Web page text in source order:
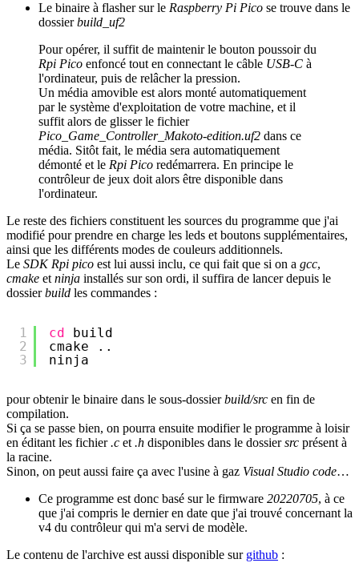
Le binaire à flasher sur le Raspberry Pi Pico se trouve dans le
dossierbuild_uf2
Pour opérer, il suffit de maintenir le bouton poussoir du
Rpi Pico enfoncé tout en connectant le câble USB-C à
l'ordinateur, puis de relâcher la pression.
Un média amovible est alors monté automatiquement
par le système d'exploitation de votre machine, et il
suffit alors de glisser le fichier
Pico_Game_Controller_Makoto-edition.uf2 dans ce
média. Sitôt fait, le média sera automatiquement
démonté et le Rpi Pico redémarrera. En principe le
contrôleur de jeux doit alors être disponible dans
l'ordinateur.
Le reste des fichiers constituent les sources du programme que j'ai
modifié pour prendre en charge les leds et boutons supplémentaires,
ainsi que les différents modes de couleurs additionnels.
Le SDK Rpi pico est lui aussi inclu, ce qui fait que si on a gcc,
cmake et ninja installés sur son ordi, il suffira de lancer depuis le
dossierbuild les commandes :
1
2
3
cd
build
cmake ..
ninja
pour obtenir le binaire dans le sous-dossierbuild/src en fin de
compilation.
Si ça se passe bien, on pourra ensuite modifier le programme à loisir
en éditant les fichier.c et .h disponibles dans le dossiersrc présent à
la racine.
Sinon, on peut aussi faire ça avec l'usine à gaz Visual Studio code…
Ce programme est donc basé sur le firmware 20220705, à ce
que j'ai compris le dernier en date que j'ai trouvé concernant la
v4 du contrôleur qui m'a servi de modèle.
Le contenu de l'archive est aussi disponible sur github :